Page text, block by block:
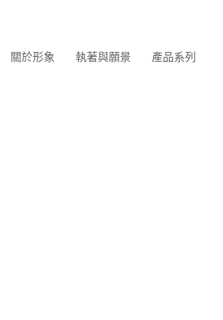
關於形象 執著與願景 產品系列